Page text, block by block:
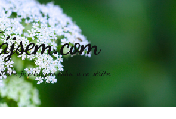
je odrazem toho, v co věříte.